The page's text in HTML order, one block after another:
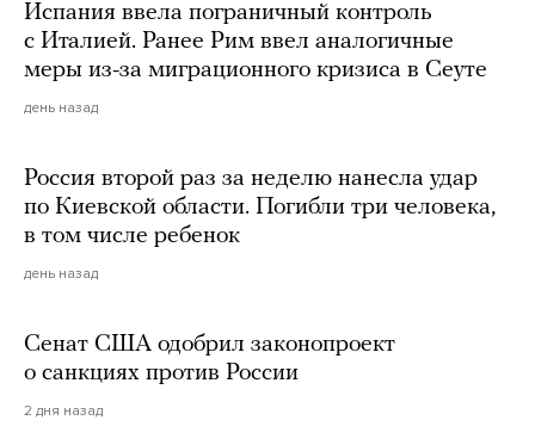
Испания ввела пограничный контроль
с Италией. Ранее Рим ввел аналогичные
меры из-за миграционного кризиса в Сеуте
день назад
Россия второй раз за неделю нанесла удар
по Киевской области. Погибли три человека,
в том числе ребенок
день назад
Сенат США одобрил законопроект
о санкциях против России
2 дня назад